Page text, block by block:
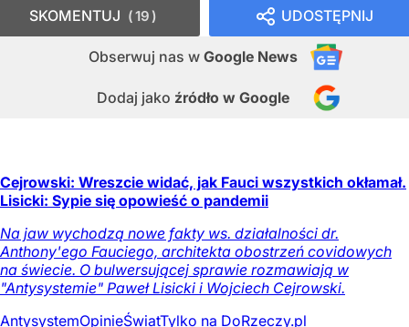
UDOSTĘPNIJ
Obserwuj nas w Google News
Dodaj jako źródło w Google
SKOMENTUJ 19
Cejrowski: Wreszcie widać, jak Fauci wszystkich okłamał.
Lisicki: Sypie się opowieść o pandemii
Na jaw wychodzą nowe fakty ws. działalności dr.
Anthony'ego Fauciego, architekta obostrzeń covidowych
na świecie. O bulwersującej sprawie rozmawiają w
"Antysystemie" Paweł Lisicki i Wojciech Cejrowski.
AntysystemOpinieŚwiatTylko na DoRzeczy.pl